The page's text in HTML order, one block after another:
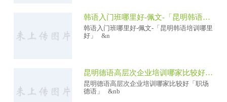
韩语入门班哪里好-佩文-「昆明韩语培训哪里好」
韩语入门班哪里好-佩文-「昆明韩语培训哪里
好」 &n
昆明德语高层次企业培训哪家比较好「职场德语」
昆明德语高层次企业培训哪家比较好「职场
德语」 &nb